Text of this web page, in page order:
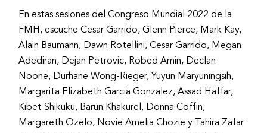
En estas sesiones del Congreso Mundial 2022 de la
FMH, escuche Cesar Garrido, Glenn Pierce, Mark Kay,
Alain Baumann, Dawn Rotellini, Cesar Garrido, Megan
Adediran, Dejan Petrovic, Robed Amin, Declan
Noone, Durhane Wong-Rieger, Yuyun Maryuningsih,
Margarita Elizabeth Garcia Gonzalez, Assad Haffar,
Kibet Shikuku, Barun Khakurel, Donna Coffin,
Margareth Ozelo, Novie Amelia Chozie y Tahira Zafar